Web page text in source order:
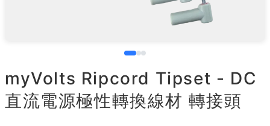
myVolts Ripcord Tipset - DC
直流電源極性轉換線材 轉接頭